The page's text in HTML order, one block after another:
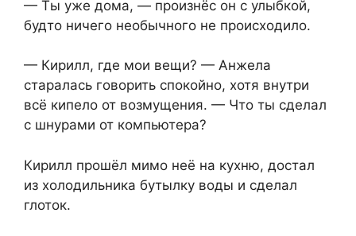
— Ты уже дома, — произнёс он с улыбкой,
будто ничего необычного не происходило.
— Кирилл, где мои вещи? — Анжела
старалась говорить спокойно, хотя внутри
всё кипело от возмущения. — Что ты сделал
с шнурами от компьютера?
Кирилл прошёл мимо неё на кухню, достал
из холодильника бутылку воды и сделал
глоток.